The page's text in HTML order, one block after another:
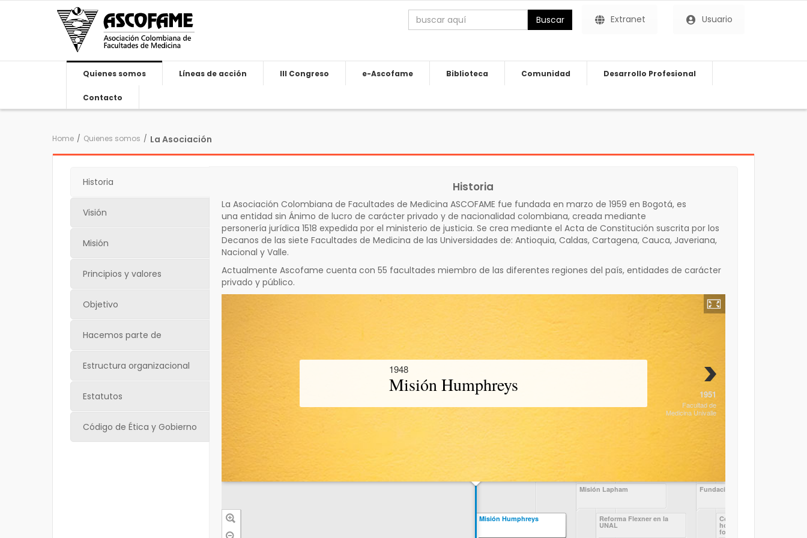
Buscar Extranet Usuario
Quienes somos Líneas de acción III Congreso e-Ascofame Biblioteca Comunidad Desarrollo Profesional
Contacto
Home / Quienes somos / La Asociación
Historia
Visión
Misión
Principios y valores
Objetivo
Hacemos parte de
Estructura organizacional
Estatutos
Código de Ética y Gobierno
Historia
La Asociación Colombiana de Facultades de Medicina ASCOFAME fue fundada en marzo de 1959 en Bogotá, es
una entidad sin Ánimo de lucro de carácter privado y de nacionalidad colombiana, creada mediante
personería jurídica 1518 expedida por el ministerio de justicia. Se crea mediante el Acta de Constitución suscrita por los
Decanos de las siete Facultades de Medicina de las Universidades de: Antioquia, Caldas, Cartagena, Cauca, Javeriana,
Nacional y Valle.
Actualmente Ascofame cuenta con 55 facultades miembro de las diferentes regiones del país, entidades de carácter
privado y público.